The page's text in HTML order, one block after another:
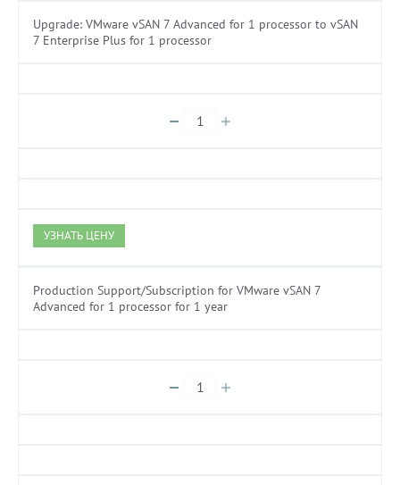
Upgrade: VMware vSAN 7 Advanced for 1 processor to vSAN
7 Enterprise Plus for 1 processor
УЗНАТЬ ЦЕНУ
Production Support/Subscription for VMware vSAN 7
Advanced for 1 processor for 1 year